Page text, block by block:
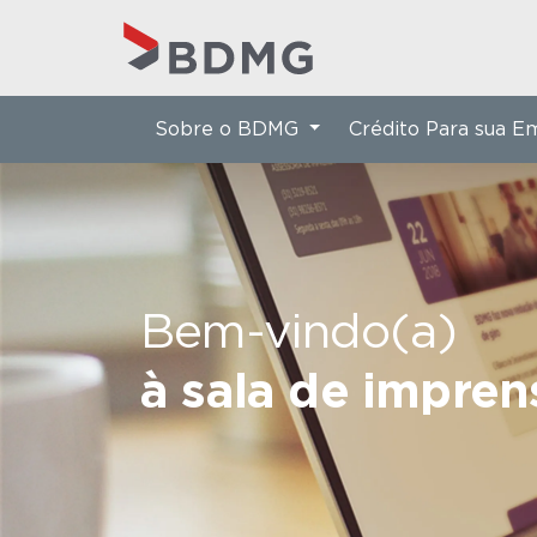
Bem-vindo(a)
à sala de
Sobre o BDMG Crédito Para sua